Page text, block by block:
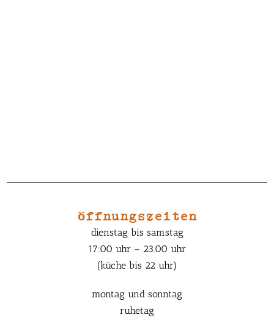
öffnungszeiten
dienstag bis samstag
17:00 uhr – 23.00 uhr
(küche bis 22 uhr)
montag und sonntag
ruhetag